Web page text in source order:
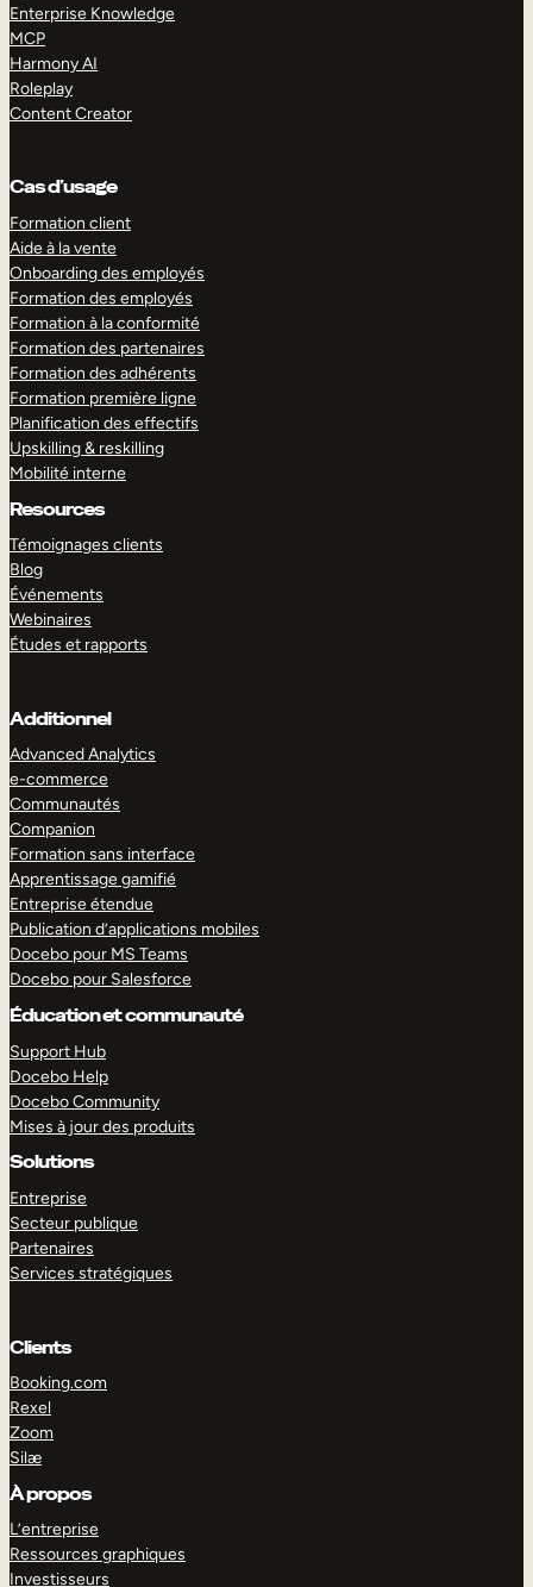
Enterprise Knowledge
MCP
Harmony AI
Roleplay
Content Creator
Cas d’usage
Formation client
Aide à la vente
Onboarding des employés
Formation des employés
Formation à la conformité
Formation des partenaires
Formation des adhérents
Formation première ligne
Planification des effectifs
Upskilling & reskilling
Mobilité interne
Resources
Témoignages clients
Blog
Événements
Webinaires
Études et rapports
Additionnel
Advanced Analytics
e-commerce
Communautés
Companion
Formation sans interface
Apprentissage gamifié
Entreprise étendue
Publication d’applications mobiles
Docebo pour MS Teams
Docebo pour Salesforce
Éducation et communauté
Support Hub
Docebo Help
Docebo Community
Mises à jour des produits
Solutions
Entreprise
Secteur publique
Partenaires
Services stratégiques
Clients
Booking.com
Rexel
Zoom
Silæ
À propos
L’entreprise
Ressources graphiques
Investisseurs